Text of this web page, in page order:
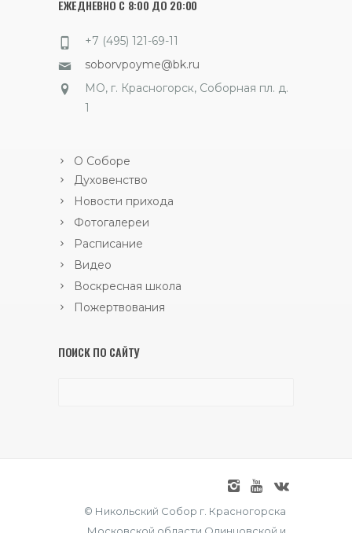
ЕЖЕДНЕВНО С 8:00 ДО 20:00
+7 (495) 121-69-11
soborvpoyme@bk.ru
МО, г. Красногорск, Соборная пл. д.
1
О Соборе
Духовенство
Новости прихода
Фотогалереи
Расписание
Видео
Воскресная школа
Пожертвования
ПОИСК ПО САЙТУ
© Никольский Собор г. Красногорска